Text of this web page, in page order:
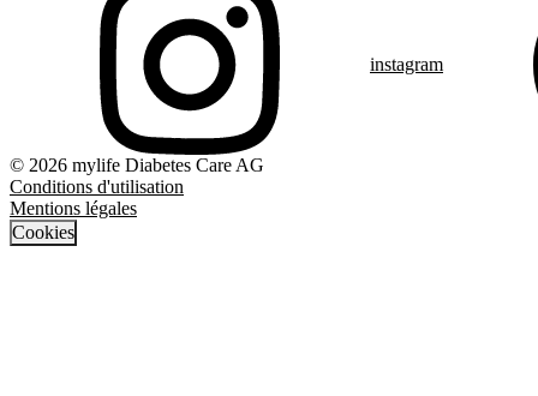
instagram
© 2026 mylife Diabetes Care AG
Conditions d'utilisation
Mentions légales
Cookies